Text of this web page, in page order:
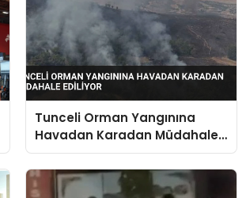
Tunceli Orman Yangınına
Havadan Karadan Müdahale
Ediliyor